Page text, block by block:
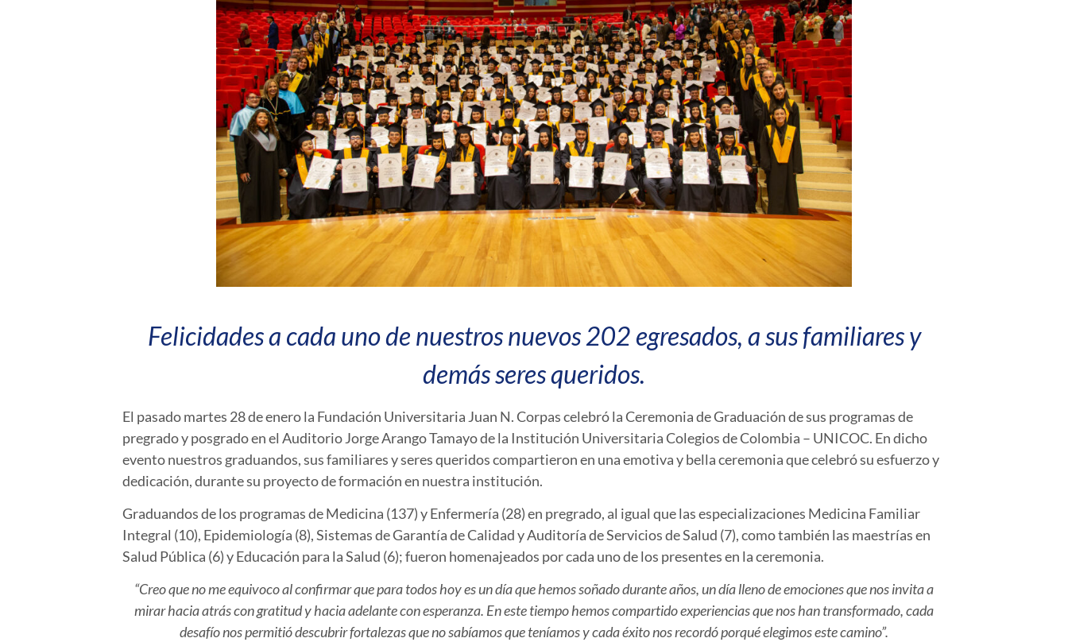
Felicidades a cada uno de nuestros nuevos 202 egresados, a sus familiares y
demás seres queridos.
El pasado martes 28 de enero la Fundación Universitaria Juan N. Corpas celebró la Ceremonia de Graduación de sus programas de
pregrado y posgrado en el Auditorio Jorge Arango Tamayo de la Institución Universitaria Colegios de Colombia – UNICOC. En dicho
evento nuestros graduandos, sus familiares y seres queridos compartieron en una emotiva y bella ceremonia que celebró su esfuerzo y
dedicación, durante su proyecto de formación en nuestra institución.
Graduandos de los programas de Medicina (137) y Enfermería (28) en pregrado, al igual que las especializaciones Medicina Familiar
Integral (10), Epidemiología (8), Sistemas de Garantía de Calidad y Auditoría de Servicios de Salud (7), como también las maestrías en
Salud Pública (6) y Educación para la Salud (6); fueron homenajeados por cada uno de los presentes en la ceremonia.
“Creo que no me equivoco al confirmar que para todos hoy es un día que hemos soñado durante años, un día lleno de emociones que nos invita a
mirar hacia atrás con gratitud y hacia adelante con esperanza. En este tiempo hemos compartido experiencias que nos han transformado, cada
desafío nos permitió descubrir fortalezas que no sabíamos que teníamos y cada éxito nos recordó porqué elegimos este camino”.